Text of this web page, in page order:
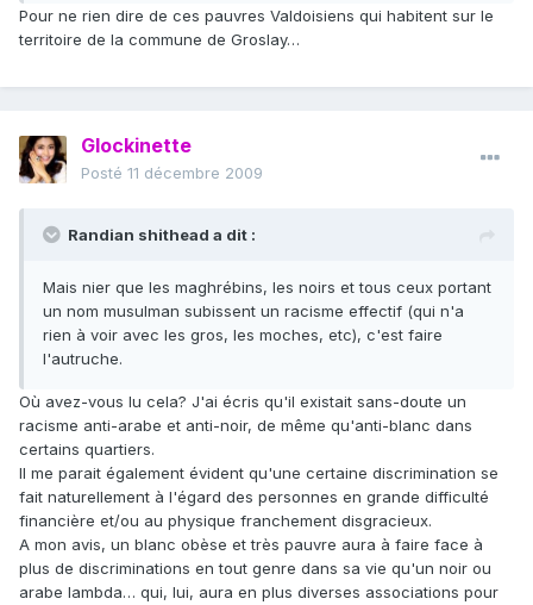
Pour ne rien dire de ces pauvres Valdoisiens qui habitent sur le
territoire de la commune de Groslay…
Glockinette
Posté 11 décembre 2009
Randian shithead a dit :
Mais nier que les maghrébins, les noirs et tous ceux portant
un nom musulman subissent un racisme effectif (qui n'a
rien à voir avec les gros, les moches, etc), c'est faire
l'autruche.
Où avez-vous lu cela? J'ai écris qu'il existait sans-doute un
racisme anti-arabe et anti-noir, de même qu'anti-blanc dans
certains quartiers.
Il me parait également évident qu'une certaine discrimination se
fait naturellement à l'égard des personnes en grande difficulté
financière et/ou au physique franchement disgracieux.
A mon avis, un blanc obèse et très pauvre aura à faire face à
plus de discriminations en tout genre dans sa vie qu'un noir ou
arabe lambda… qui, lui, aura en plus diverses associations pour